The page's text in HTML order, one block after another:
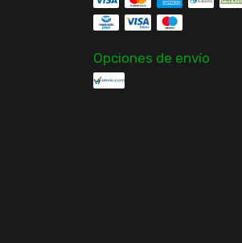
Opciones de envío